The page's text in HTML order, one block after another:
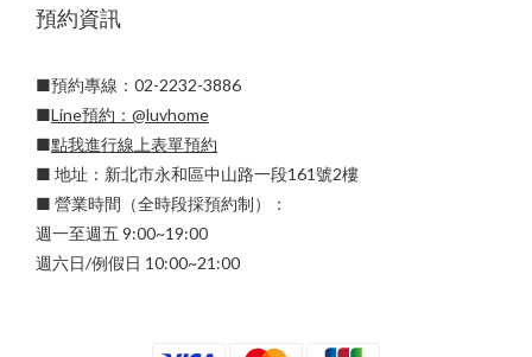
預約資訊
■預約專線：02-2232-3886
■Line預約： @luvhome
■點我進行線上表單預約
■ 地址：新北市永和區中山路一段161號2樓
■ 營業時間（全時段採預約制）：
週一至週五 9:00~19:00
週六日/例假日 10:00~21:00